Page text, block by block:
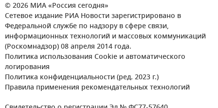
© 2026 МИА «Россия сегодня»
Сетевое издание РИА Новости зарегистрировано в
Федеральной службе по надзору в сфере связи,
информационных технологий и массовых коммуникаций
(Роскомнадзор) 08 апреля 2014 года.
Политика использования Cookie и автоматического
логирования
Политика конфиденциальности (ред. 2023 г.)
Правила применения рекомендательных технологий